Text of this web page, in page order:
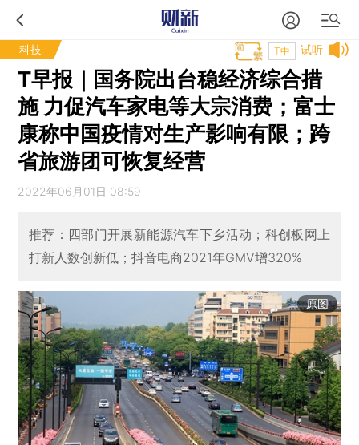
科技 试听
T中
T早报｜国务院出台稳经济综合措
施 力促汽车家电等大宗消费；富士
康称中国疫情对生产影响有限；跨
省旅游团可恢复经营
2022年06月01日 08:59
推荐：四部门开展新能源汽车下乡活动；科创板网上
打新人数创新低；抖音电商2021年GMV增320%
原图